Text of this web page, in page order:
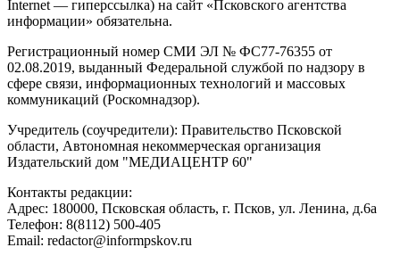
Internet — гиперссылка) на сайт «Псковского агентства
информации» обязательна.
Регистрационный номер СМИ ЭЛ № ФС77-76355 от
02.08.2019, выданный Федеральной службой по надзору в
сфере связи, информационных технологий и массовых
коммуникаций (Роскомнадзор).
Учредитель (соучредители): Правительство Псковской
области, Автономная некоммерческая организация
Издательский дом "МЕДИАЦЕНТР 60"
Контакты редакции:
Адреc: 180000, Псковская область, г. Псков, ул. Ленина, д.6а
Телефон: 8(8112) 500-405
Email: redactor@informpskov.ru